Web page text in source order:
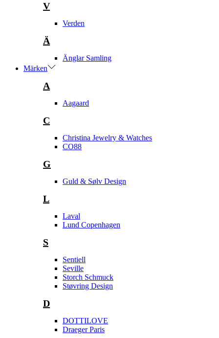
V
Verden
Ä
Änglar Samling
Märken
A
Aagaard
C
Christina Jewelry & Watches
CO88
G
Guld & Sølv Design
L
Laval
Lund Copenhagen
S
Sentiell
Seville
Storch Schmuck
Støvring Design
D
DOTTILOVE
Draeger Paris